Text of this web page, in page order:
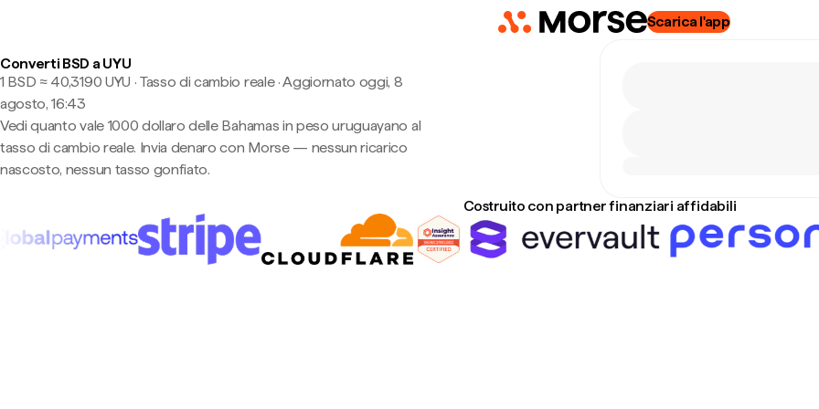
Scarica l'app
Converti BSD a UYU
1 BSD ≈ 40,3190 UYU · Tasso di cambio reale·Aggiornato oggi, 8
agosto, 16:43
Vedi quanto vale 1000 dollaro delle Bahamas in peso uruguayano al
tasso di cambio reale. Invia denaro con Morse — nessun ricarico
nascosto, nessun tasso gonfiato.
Costruito con partner finanziari affidabili